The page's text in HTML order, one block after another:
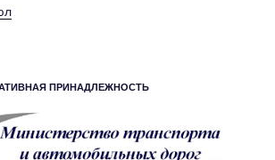
ПРИНАДЛЕЖНОСТЬ